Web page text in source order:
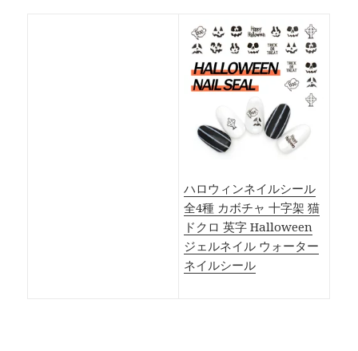
ハロウィンネイルシール
全4種 カボチャ 十字架 猫
ドクロ 英字 Halloween
ジェルネイル ウォーター
ネイルシール